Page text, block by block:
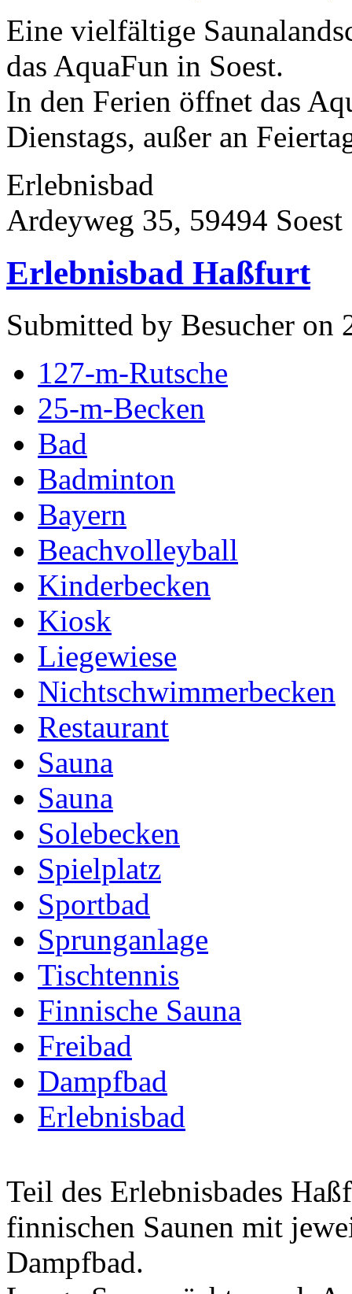
Eine vielfältige
das AquaFun in Soest.
In den Ferien öffnet das
Dienstags, außer an
Erlebnisbad
Ardeyweg 35, 59494 Soest
Erlebnisbad Haßfurt
Submitted by Besucher on
127-m-Rutsche
25-m-Becken
Bad
Badminton
Bayern
Beachvolleyball
Kinderbecken
Kiosk
Liegewiese
Nichtschwimmerbecken
Restaurant
Sauna
Sauna
Solebecken
Spielplatz
Sportbad
Sprunganlage
Tischtennis
Finnische Sauna
Freibad
Dampfbad
Erlebnisbad
Teil des Erlebnisbades
finnischen Saunen mit
Dampfbad.